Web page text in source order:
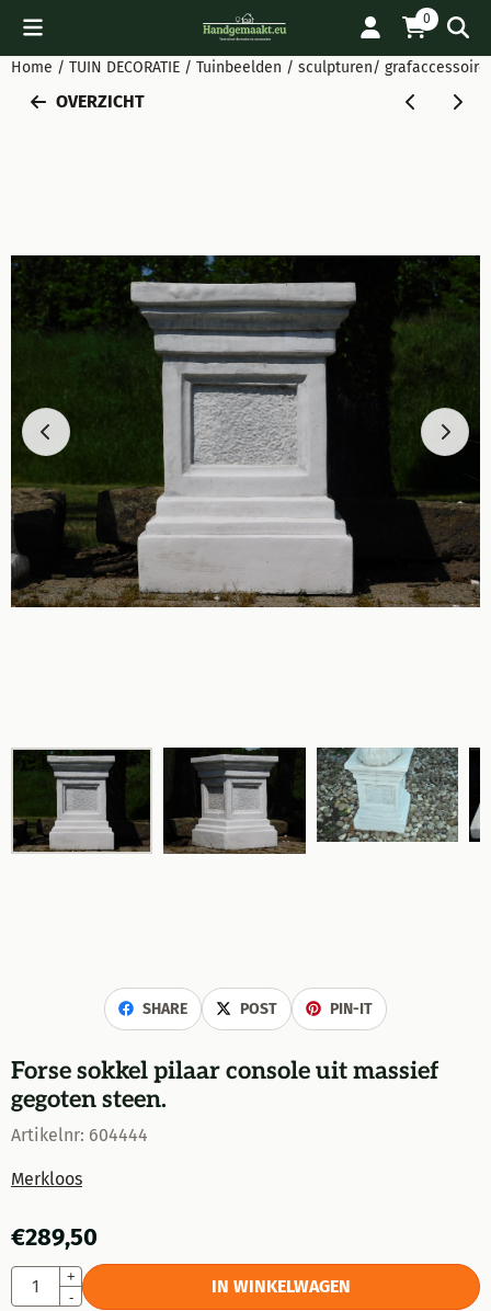
Cookievoorkeuren zijn beschikbaar. Kies instellingen of sta
0
Home / TUIN DECORATIE / Tuinbeelden / sculpturen/
OVERZICHT
SHARE POST PIN-IT
Forse sokkel pilaar console uit massief
gegoten steen.
Artikelnr: 604444
Merkloos
€289,50
Aantal
+
-
IN WINKELWAGEN